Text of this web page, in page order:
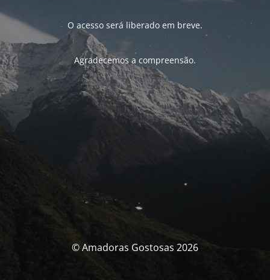
O acesso será liberado em breve.
Agradecemos a compreensão.
© Amadoras Gostosas 2026